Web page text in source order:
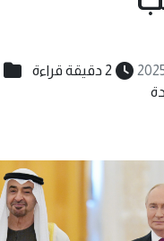
2 دقيقة قراءة